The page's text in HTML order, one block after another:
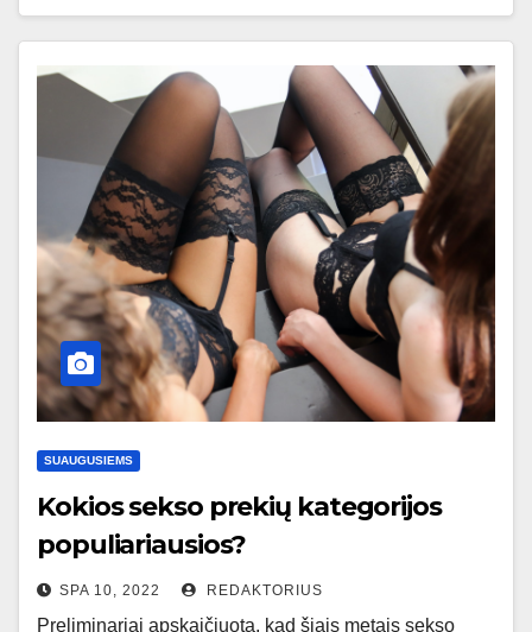
SUAUGUSIEMS
Kokios sekso prekių kategorijos
populiariausios?
SPA 10, 2022 REDAKTORIUS
Preliminariai apskaičiuota, kad šiais metais sekso